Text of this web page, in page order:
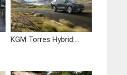
KGM Torres Hybrid:...